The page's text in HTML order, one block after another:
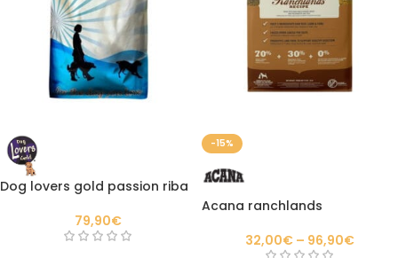
Dog lovers gold passion riba
79,90€
-15%
Acana ranchlands
32,00€ – 96,90€